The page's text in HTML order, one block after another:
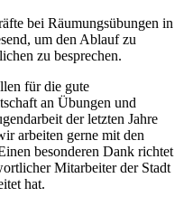
bei Räumungsübungen in
um den Ablauf zu
zu besprechen.
für die gute
an Übungen und
der letzten Jahre
arbeiten gerne mit den
besonderen Dank richtet
Mitarbeiter der Stadt
hat.